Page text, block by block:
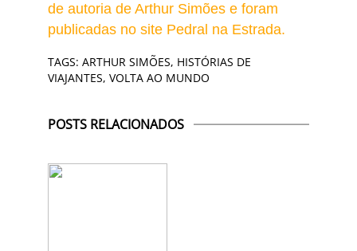
de autoria de Arthur Simões e foram
publicadas no site Pedral na Estrada.
TAGS: ARTHUR SIMÕES, HISTÓRIAS DE
VIAJANTES, VOLTA AO MUNDO
POSTS RELACIONADOS